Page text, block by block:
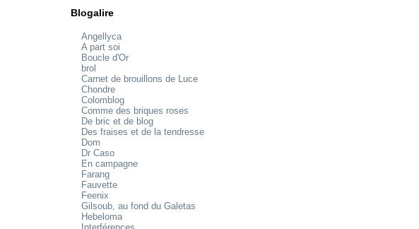
Blogalire
Angellyca
A part soi
Boucle d'Or
brol
Carnet de brouillons de Luce
Chondre
Colomblog
Comme des briques roses
De bric et de blog
Des fraises et de la tendresse
Dom
Dr Caso
En campagne
Farang
Fauvette
Feenix
Gilsoub, au fond du Galetas
Hebeloma